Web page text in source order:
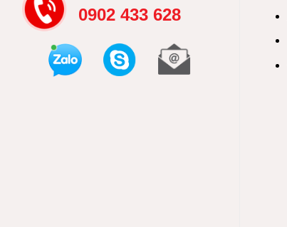
0902 433 628